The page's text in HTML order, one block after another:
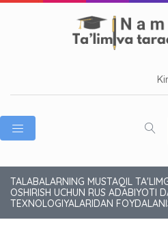
TALABALARNING MUSTAQIL
OSHIRISH UCHUN RUS ADABIYOTI
TEXNOLOGIYALARIDAN